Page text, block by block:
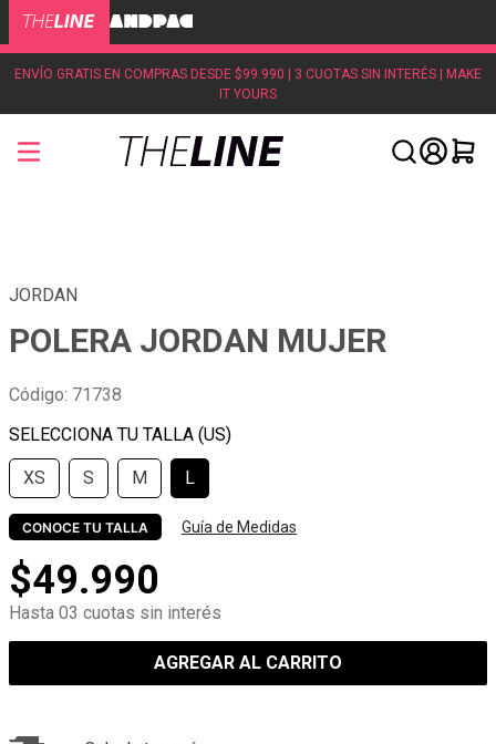
ENVÍO GRATIS EN COMPRAS DESDE $99.990 | 3 CUOTAS SIN INTERÉS | MAKE
IT YOURS
JORDAN
POLERA JORDAN MUJER
Código: 71738
XS S M L
CONOCE TU TALLA Guía de Medidas
$49.990
Hasta 03 cuotas sin interés
AGREGAR AL CARRITO